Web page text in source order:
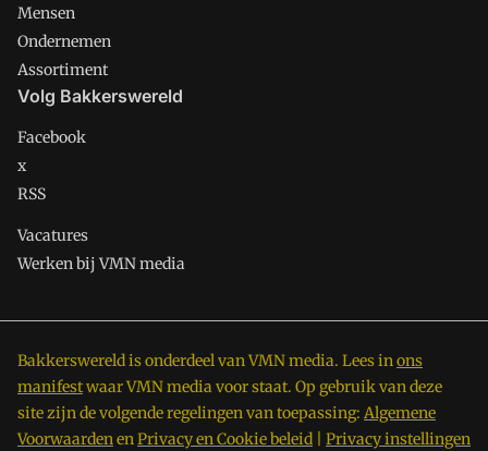
Mensen
Ondernemen
Assortiment
Volg Bakkerswereld
Facebook
x
RSS
Vacatures
Werken bij VMN media
Bakkerswereld is onderdeel van VMN media. Lees inons
manifestwaar VMN media voor staat. Op gebruik van deze
site zijn de volgende regelingen van toepassing: Algemene
VoorwaardenenPrivacy en Cookie beleid Privacy instellingen